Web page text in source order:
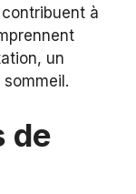
à
un
de